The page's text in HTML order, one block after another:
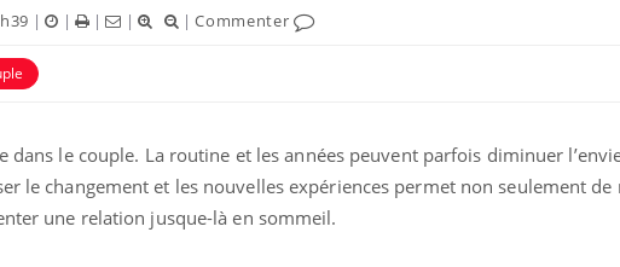
| | | | |Commenter
dans le couple. La routine et les années peuvent parfois diminuer
le changement et les nouvelles expériences permet non seulement
une relation jusque-là en sommeil.
Youtube
Carence en fer : comprendre pour
Youtube